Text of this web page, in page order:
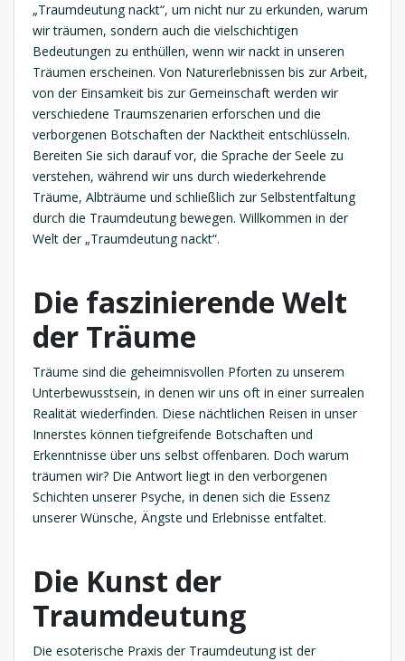
„Traumdeutung nackt“, um nicht nur zu erkunden, warum
wir träumen, sondern auch die vielschichtigen
Bedeutungen zu enthüllen, wenn wir nackt in unseren
Träumen erscheinen. Von Naturerlebnissen bis zur Arbeit,
von der Einsamkeit bis zur Gemeinschaft werden wir
verschiedene Traumszenarien erforschen und die
verborgenen Botschaften der Nacktheit entschlüsseln.
Bereiten Sie sich darauf vor, die Sprache der Seele zu
verstehen, während wir uns durch wiederkehrende
Träume, Albträume und schließlich zur Selbstentfaltung
durch die Traumdeutung bewegen. Willkommen in der
Welt der „Traumdeutung nackt“.
Die faszinierende Welt
der Träume
Träume sind die geheimnisvollen Pforten zu unserem
Unterbewusstsein, in denen wir uns oft in einer surrealen
Realität wiederfinden. Diese nächtlichen Reisen in unser
Innerstes können tiefgreifende Botschaften und
Erkenntnisse über uns selbst offenbaren. Doch warum
träumen wir? Die Antwort liegt in den verborgenen
Schichten unserer Psyche, in denen sich die Essenz
unserer Wünsche, Ängste und Erlebnisse entfaltet.
Die Kunst der
Traumdeutung
Die esoterische Praxis der Traumdeutung ist der